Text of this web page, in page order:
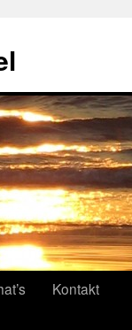
Kontakt